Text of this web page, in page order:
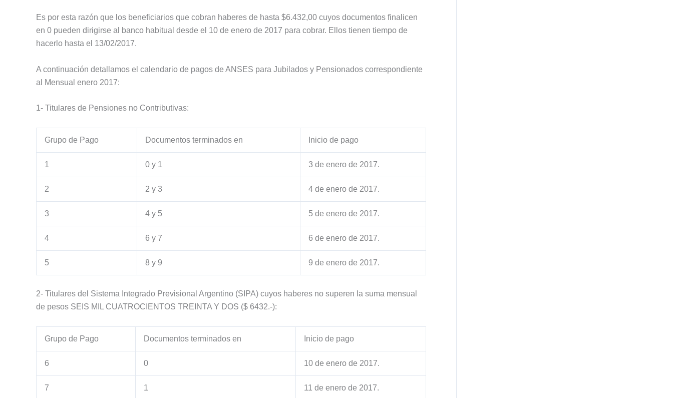
Es por esta razón que los beneficiarios que cobran haberes de hasta $6.432,00 cuyos documentos finalicen
en 0 pueden dirigirse al banco habitual desde el 10 de enero de 2017 para cobrar. Ellos tienen tiempo de
hacerlo hasta el 13/02/2017.
A continuación detallamos el calendario de pagos de ANSES para Jubilados y Pensionados correspondiente
al Mensual enero 2017:
1- Titulares de Pensiones no Contributivas:
Grupo de Pago Documentos terminados en Inicio de pago
1 0 y 1 3 de enero de 2017.
2 2 y 3 4 de enero de 2017.
3 4 y 5 5 de enero de 2017.
4 6 y 7 6 de enero de 2017.
5 8 y 9 9 de enero de 2017.
2- Titulares del Sistema Integrado Previsional Argentino (SIPA) cuyos haberes no superen la suma mensual
de pesos SEIS MIL CUATROCIENTOS TREINTA Y DOS ($ 6432.-):
Grupo de Pago Documentos terminados en Inicio de pago
6 0 10 de enero de 2017.
7 1 11 de enero de 2017.